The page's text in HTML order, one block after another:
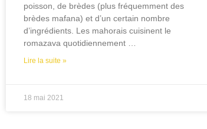
poisson, de brèdes (plus fréquemment des
brèdes mafana) et d’un certain nombre
d’ingrédients. Les mahorais cuisinent le
romazava quotidiennement …
Lire la suite »
18 mai 2021